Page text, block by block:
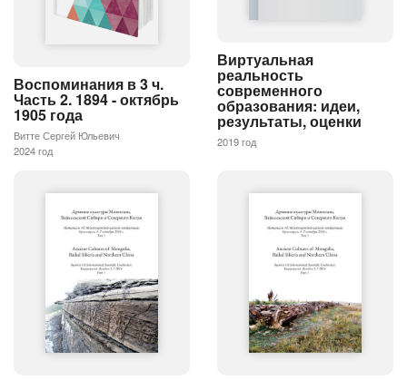
Воспоминания в 3 ч.
Часть 2. 1894 - октябрь
1905 года
Витте Сергей Юльевич
2024 год
Виртуальная
реальность
современного
образования: идеи,
результаты, оценки
2019 год